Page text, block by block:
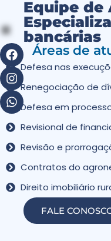
Equipe de
bancárias
Áreas de
Defesa nas
Renegociação de
Defesa em
Revisional de
Revisão e
Contratos do
Direito imobiliário
FALE